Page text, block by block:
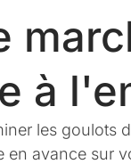
à
les goulots
avance sur